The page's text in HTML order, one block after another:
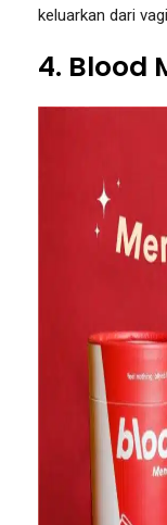
keluarkan dari
4. Blood